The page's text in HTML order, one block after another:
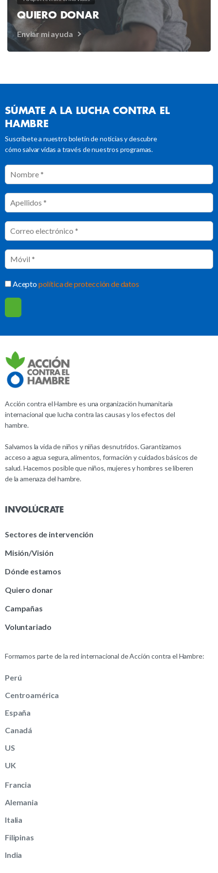
QUIERO DONAR
Enviar mi ayuda
SÚMATE A LA LUCHA CONTRA EL
HAMBRE
Suscríbete a nuestro boletín de noticias y descubre
cómo salvar vidas a través de nuestros programas.
Aceptopolítica de protección de datos
Acción contra el Hambre es una organización humanitaria
internacional que lucha contra las causas y los efectos del
hambre.
Salvamos la vida de niños y niñas desnutridos. Garantizamos
acceso a agua segura, alimentos, formación y cuidados básicos de
salud. Hacemos posible que niños, mujeres y hombres se liberen
de la amenaza del hambre.
INVOLÚCRATE
Sectores de intervención
Misión/Visión
Dónde estamos
Quiero donar
Campañas
Voluntariado
Formamos parte de la red internacional de Acción contra el Hambre:
Perú
Centroamérica
España
Canadá
US
UK
Francia
Alemania
Italia
Filipinas
India